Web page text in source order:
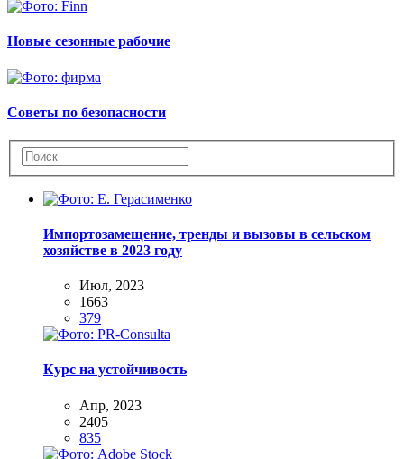
Новые сезонные рабочие
Советы по безопасности
Импортозамещение, тренды и вызовы в сельском
хозяйстве в 2023 году
Июл, 2023
1663
379
Курс на устойчивость
Апр, 2023
2405
835